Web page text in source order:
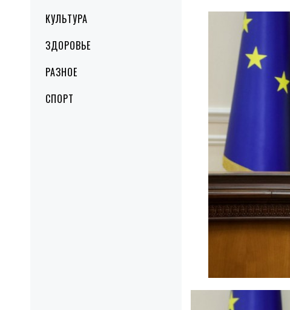
КУЛЬТУРА
ЗДОРОВЬЕ
РАЗНОЕ
СПОРТ